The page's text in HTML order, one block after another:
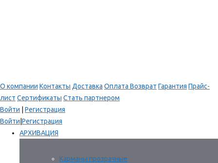
О компании Контакты Доставка Оплата Возврат Гарантия Прайс-
лист Сертификаты Стать партнером
Войти
Регистрация
Войти Регистрация
АРХИВАЦИЯ
Карманы прозрачные